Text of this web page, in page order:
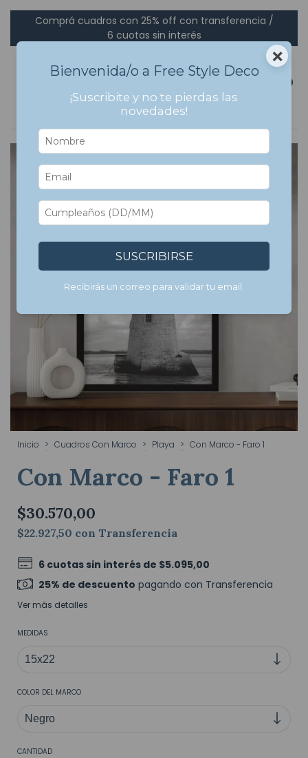
Comprá cuadros con 25% off con transferencia /
6 cuotas sin interés
Inicio > Cuadros Con Marco > Playa > Con Marco - Faro 1
Con Marco - Faro 1
$30.570,00
$22.927,50 con Transferencia
6 cuotas sin interés de $5.095,00
25% de descuento pagando con Transferencia
Ver más detalles
MEDIDAS
COLOR DEL MARCO
CANTIDAD
×
Bienvenida/o a Free Style Deco
¡Suscribite y no te pierdas las
novedades!
SUSCRIBIRSE
Recibirás un correo para validar tu email.